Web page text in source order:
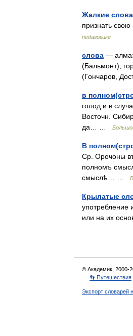
Жалкие слова
признать
педагогике
слова —
(Бальмонт);
(Гончаров,
в
голод и в
Восточн.
да… …
В
Ср. Орочоны
полномъ
смыслѣ… …
Крылатые
употребление
или на их
© Академик, 2000-
👣 Путешествия
Экспорт словарей